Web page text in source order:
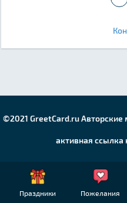
©2021 GreetCard.ru Авторские
активная ссылка
Праздники Пожелания